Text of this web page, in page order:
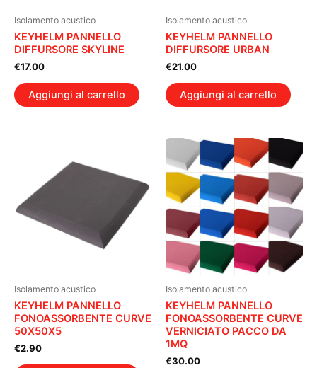
Isolamento acustico
KEYHELM PANNELLO
DIFFURSORE SKYLINE
€17.00
Aggiungi al carrello
Isolamento acustico
KEYHELM PANNELLO
DIFFURSORE URBAN
€21.00
Aggiungi al carrello
Isolamento acustico
KEYHELM PANNELLO
FONOASSORBENTE CURVE
50X50X5
€2.90
Isolamento acustico
KEYHELM PANNELLO
FONOASSORBENTE CURVE
VERNICIATO PACCO DA
1MQ
€30.00